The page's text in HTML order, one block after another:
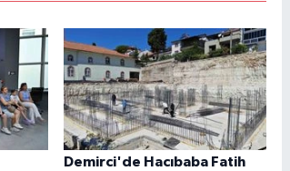
Demirci'de Hacıbaba Fatih